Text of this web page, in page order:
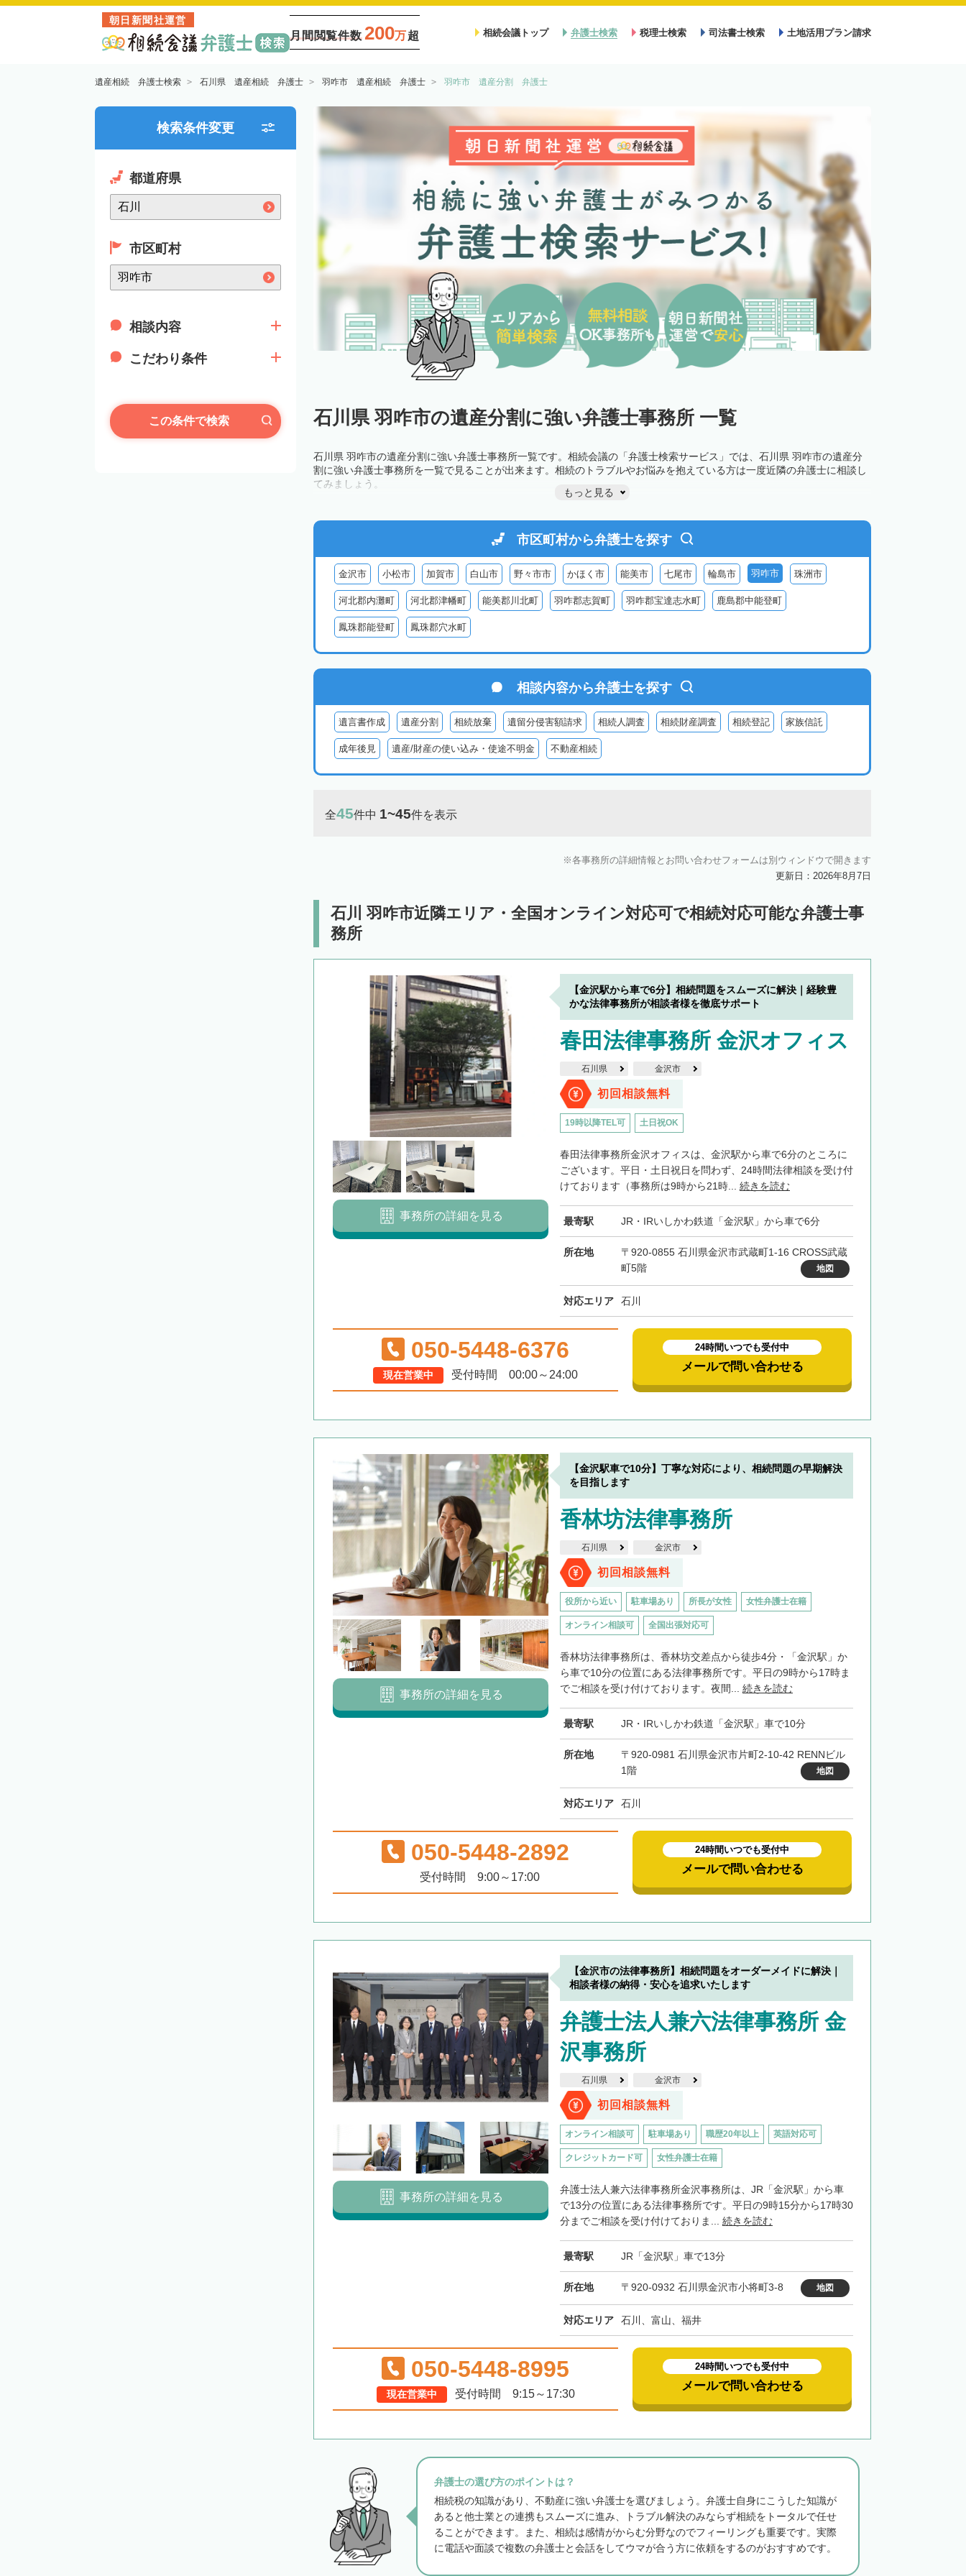
朝日新聞社運営
月間閲覧件数 200万超 相続会議トップ 弁護士検索 税理士検索 司法書士検索 土地活用プラン請求
遺産相続 弁護士検索 石川県 遺産相続 弁護士 羽咋市 遺産相続 弁護士 羽咋市 遺産分割 弁護士
検索条件変更
都道府県
市区町村
相談内容
こだわり条件
この条件で検索 石川県 羽咋市の遺産分割に強い弁護士事務所 一覧
石川県 羽咋市の遺産分割に強い弁護士事務所一覧です。相続会議の「弁護士検索サービス」では、石川県 羽咋市の遺産分
割に強い弁護士事務所を一覧で見ることが出来ます。相続のトラブルやお悩みを抱えている方は一度近隣の弁護士に相談し
てみましょう。
もっと見る
市区町村から弁護士を探す
金沢市 小松市 加賀市 白山市 野々市市 かほく市 能美市 七尾市 輪島市 羽咋市 珠洲市
河北郡内灘町 河北郡津幡町 能美郡川北町 羽咋郡志賀町 羽咋郡宝達志水町 鹿島郡中能登町
鳳珠郡能登町 鳳珠郡穴水町
相談内容から弁護士を探す
遺言書作成 遺産分割 相続放棄 遺留分侵害額請求 相続人調査 相続財産調査 相続登記 家族信託
成年後見 遺産/財産の使い込み・使途不明金 不動産相続
全45件中 1~45件を表示
各事務所の詳細情報とお問い合わせフォームは別ウィンドウで開きます
更新日：2026年8月7日
石川 羽咋市近隣エリア・全国オンライン対応可で相続対応可能な弁護士事
務所
【金沢駅から車で6分】相続問題をスムーズに解決｜経験豊
かな法律事務所が相談者様を徹底サポート
春田法律事務所 金沢オフィス
石川県 金沢市
初回相談無料
19時以降TEL可 土日祝OK
春田法律事務所金沢オフィスは、金沢駅から車で6分のところに
ございます。平日・土日祝日を問わず、24時間法律相談を受け付
けております（事務所は9時から21時... 続きを読む
最寄駅 JR・IRいしかわ鉄道「金沢駅」から車で6分
所在地
〒920-0855 石川県金沢市武蔵町1-16 CROSS武蔵
町5階
地図
対応エリア 石川
事務所の詳細を見る
050-5448-6376
現在営業中 受付時間 00:00～24:00
24時間いつでも受付中
メールで問い合わせる
【金沢駅車で10分】丁寧な対応により、相続問題の早期解決
を目指します
香林坊法律事務所
石川県 金沢市
初回相談無料
役所から近い 駐車場あり 所長が女性 女性弁護士在籍
オンライン相談可 全国出張対応可
香林坊法律事務所は、香林坊交差点から徒歩4分・「金沢駅」か
ら車で10分の位置にある法律事務所です。平日の9時から17時ま
でご相談を受け付けております。夜間... 続きを読む
最寄駅 JR・IRいしかわ鉄道「金沢駅」車で10分
所在地
〒920-0981 石川県金沢市片町2-10-42 RENNビル
1階
地図
対応エリア 石川
事務所の詳細を見る
050-5448-2892
受付時間 9:00～17:00
24時間いつでも受付中
メールで問い合わせる
【金沢市の法律事務所】相続問題をオーダーメイドに解決｜
相談者様の納得・安心を追求いたします
弁護士法人兼六法律事務所 金
沢事務所
石川県 金沢市
初回相談無料
オンライン相談可 駐車場あり 職歴20年以上 英語対応可
クレジットカード可 女性弁護士在籍
弁護士法人兼六法律事務所金沢事務所は、JR「金沢駅」から車
で13分の位置にある法律事務所です。平日の9時15分から17時30
分までご相談を受け付けておりま... 続きを読む
最寄駅 JR「金沢駅」車で13分
所在地 〒920-0932 石川県金沢市小将町3-8 地図
対応エリア 石川、富山、福井
事務所の詳細を見る
050-5448-8995
現在営業中 受付時間 9:15～17:30
24時間いつでも受付中
メールで問い合わせる
弁護士の選び方のポイントは？
相続税の知識があり、不動産に強い弁護士を選びましょう。弁護士自身にこうした知識が
あると他士業との連携もスムーズに進み、トラブル解決のみならず相続をトータルで任せ
ることができます。また、相続は感情がからむ分野なのでフィーリングも重要です。実際
に電話や面談で複数の弁護士と会話をしてウマが合う方に依頼をするのがおすすめです。